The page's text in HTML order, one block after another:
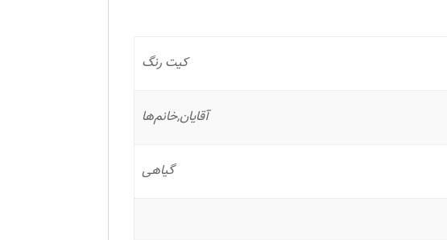
کیت رنگ
آقایان,خانم‌ها
گیاهی